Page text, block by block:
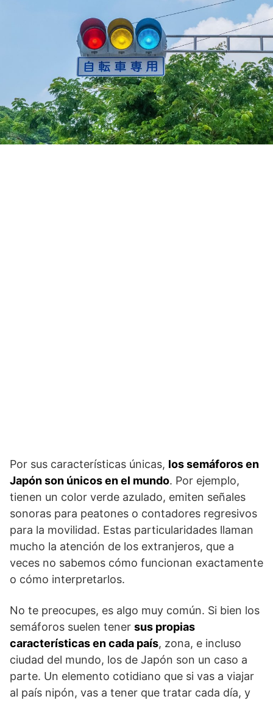
Por sus características únicas, los semáforos en
Japón son únicos en el mundo. Por ejemplo,
tienen un color verde azulado, emiten señales
sonoras para peatones o contadores regresivos
para la movilidad. Estas particularidades llaman
mucho la atención de los extranjeros, que a
veces no sabemos cómo funcionan exactamente
o cómo interpretarlos.
No te preocupes, es algo muy común. Si bien los
semáforos suelen tener sus propias
características en cada país, zona, e incluso
ciudad del mundo, los de Japón son un caso a
parte. Un elemento cotidiano que si vas a viajar
al país nipón, vas a tener que tratar cada día, y